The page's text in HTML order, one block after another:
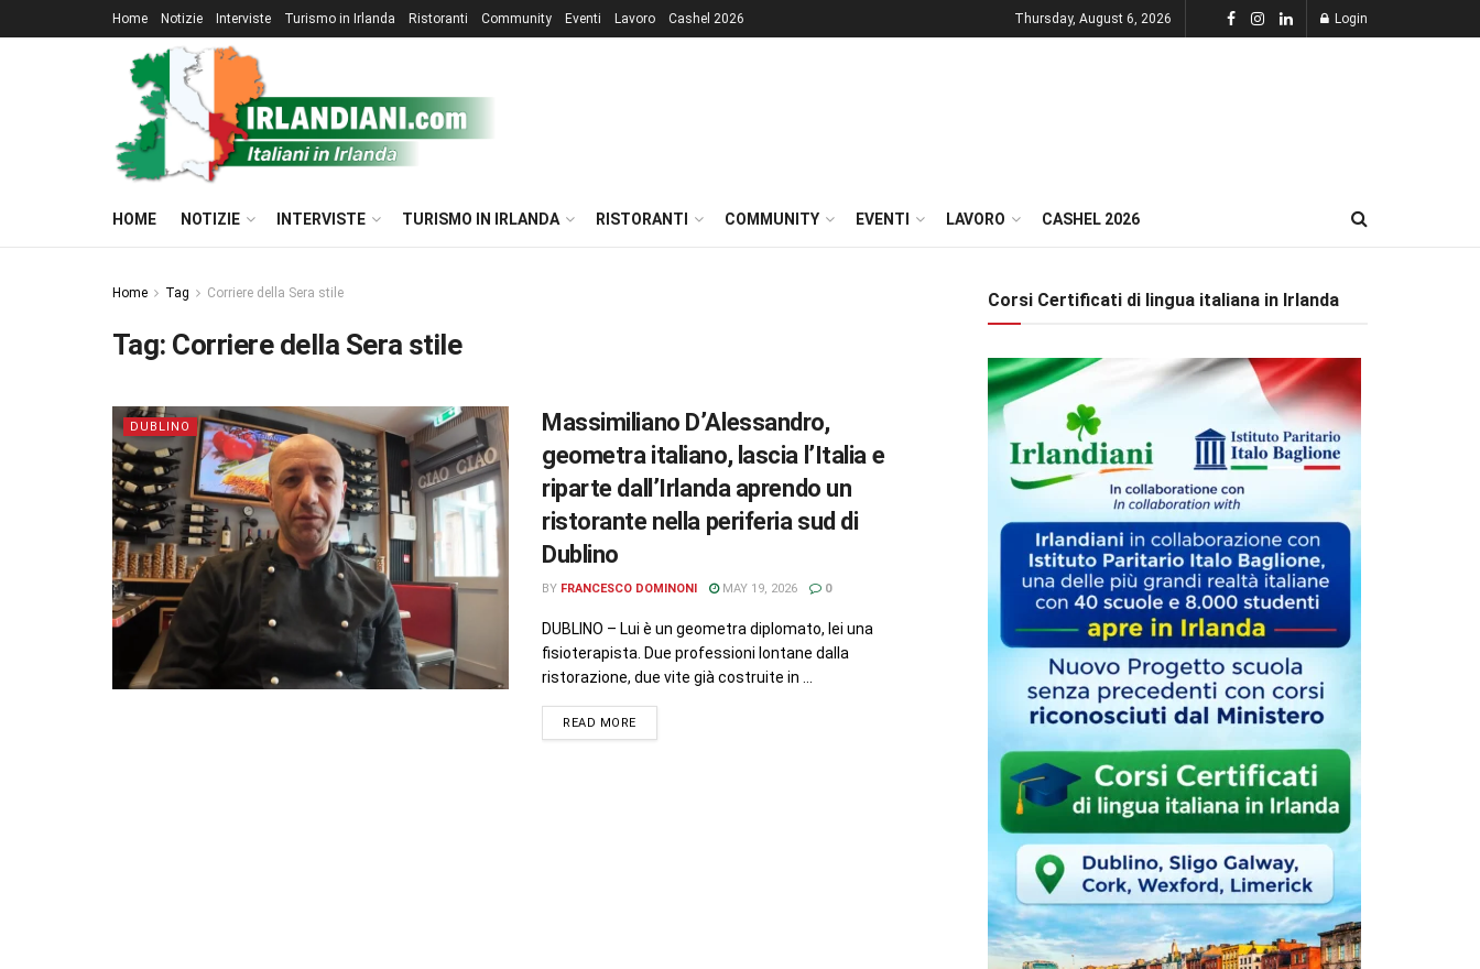
Home Notizie Interviste Turismo in Irlanda Ristoranti Community Eventi Lavoro Cashel 2026 Thursday, August 6, 2026 Login
HOME NOTIZIE INTERVISTE TURISMO IN IRLANDA RISTORANTI COMMUNITY EVENTI LAVORO CASHEL 2026
Home Tag Corriere della Sera stile
Tag: Corriere della Sera stile
DUBLINO
Massimiliano D’Alessandro,
geometra italiano, lascia l’Italia e
riparte dall’Irlanda aprendo un
ristorante nella periferia sud di
Dublino
BY FRANCESCO DOMINONI MAY 19, 2026 0
DUBLINO – Lui è un geometra diplomato, lei una
fisioterapista. Due professioni lontane dalla
ristorazione, due vite già costruite in ...
READ MORE
Corsi Certificati di lingua italiana in Irlanda